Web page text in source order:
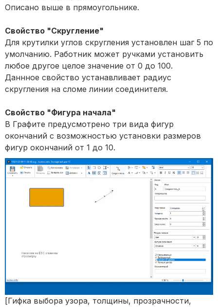
Описано выше в прямоугольнике.
Свойство "Скругление"
Для крутилки углов скругления установлен шаг 5 по
умолчанию. Работник может ручками установить
любое другое целое значение от 0 до 100.
Даннное свойство устанавливает радиус
скругления на сломе линии соединителя.
Свойство "Фигура начала"
В Графите предусмотрено три вида фигур
окончаний с возможностью установки размеров
фигур окончаний от 1 до 10.
[Гифка выбора узора, толщины, прозрачности,